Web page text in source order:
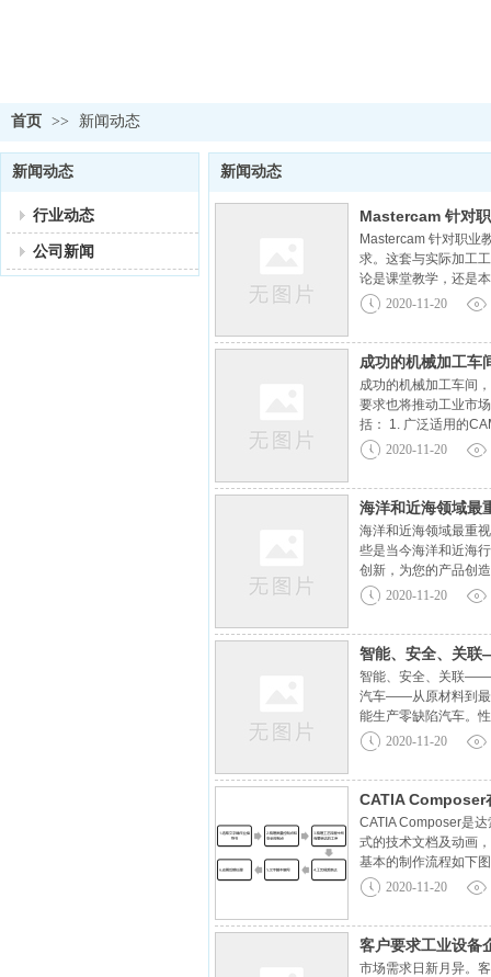
首页 >> 新闻动态
新闻动态
行业动态
公司新闻
新闻动态
Mastercam 针对
Mastercam 针对职业
求。这套与实际加工
论是课堂教学，还是
下： 1. 针对教育的套
2020-11-20
成功的机械加工车
成功的机械加工车间
要求也将推动工业市
括： 1. 广泛适用的
提高刀具寿命减少切
2020-11-20
海洋和近海领域最
海洋和近海领域最重
些是当今海洋和近海
创新，为您的产品创
正新建近海平台，以
2020-11-20
智能、安全、关
智能、安全、关联——
汽车——从原材料到最
能生产零缺陷汽车。
全球对汽车性能进行
2020-11-20
CATIA Composer
CATIA Composer是
式的技术文档及动画
基本的制作流程如下
向操作人员交代作业
2020-11-20
客户要求工业设备
市场需求日新月异。